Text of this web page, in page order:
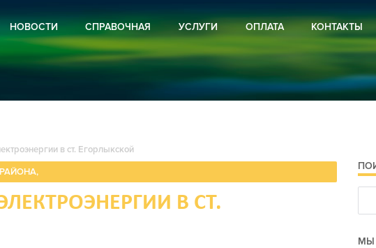
НОВОСТИ
КОРОНАВИРУС
НОВОСТИ РОССИИ
БЛАГОУСТРОЙСТВО
ПОЛИЦИЯ ПРЕДУПРЕЖДАЕТ
АНОНСЫ И ОБЪЯВЛЕНИЯ
ПОЭЗИЯ И ПРОЗА
СПРАВОЧНАЯ
УСЛУГИ
РЕКЛАМА
ОПЛАТА КОНТАКТЫ
в ст. Егорлыкской
,
В СТ.
МЫ